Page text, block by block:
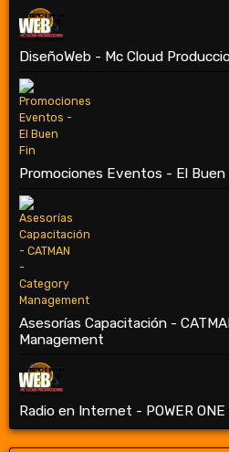
DiseñoWeb - Mc Cloud
Promociones Eventos - El Buen
Asesorías Capacitación -
Management
Radio en Internet - POWER ONE